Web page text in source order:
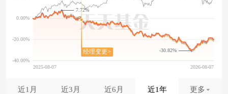
-30.82%
7.72%
近1月 近3月 近6月 近1年 更多